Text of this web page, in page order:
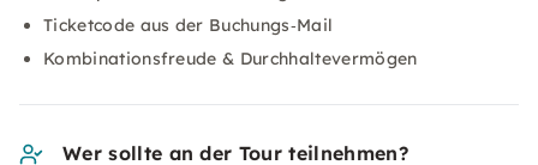
Ticketcode aus der Buchungs‑Mail
Kombinationsfreude & Durchhaltevermögen
Wer sollte an der Tour teilnehmen?